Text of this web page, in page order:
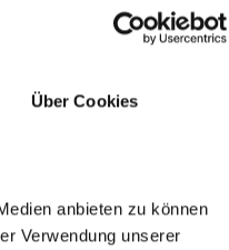
Über Cookies
anbieten zu können
Verwendung unserer